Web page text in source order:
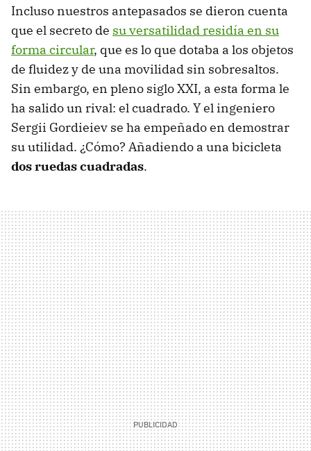
Incluso nuestros antepasados ​​se dieron cuenta
que el secreto de su versatilidad residía en su
forma circular, que es lo que dotaba a los objetos
de fluidez y de una movilidad sin sobresaltos.
Sin embargo, en pleno siglo XXI, a esta forma le
ha salido un rival: el cuadrado. Y el ingeniero
Sergii Gordieiev se ha empeñado en demostrar
su utilidad. ¿Cómo? Añadiendo a una bicicleta
dos ruedas cuadradas.